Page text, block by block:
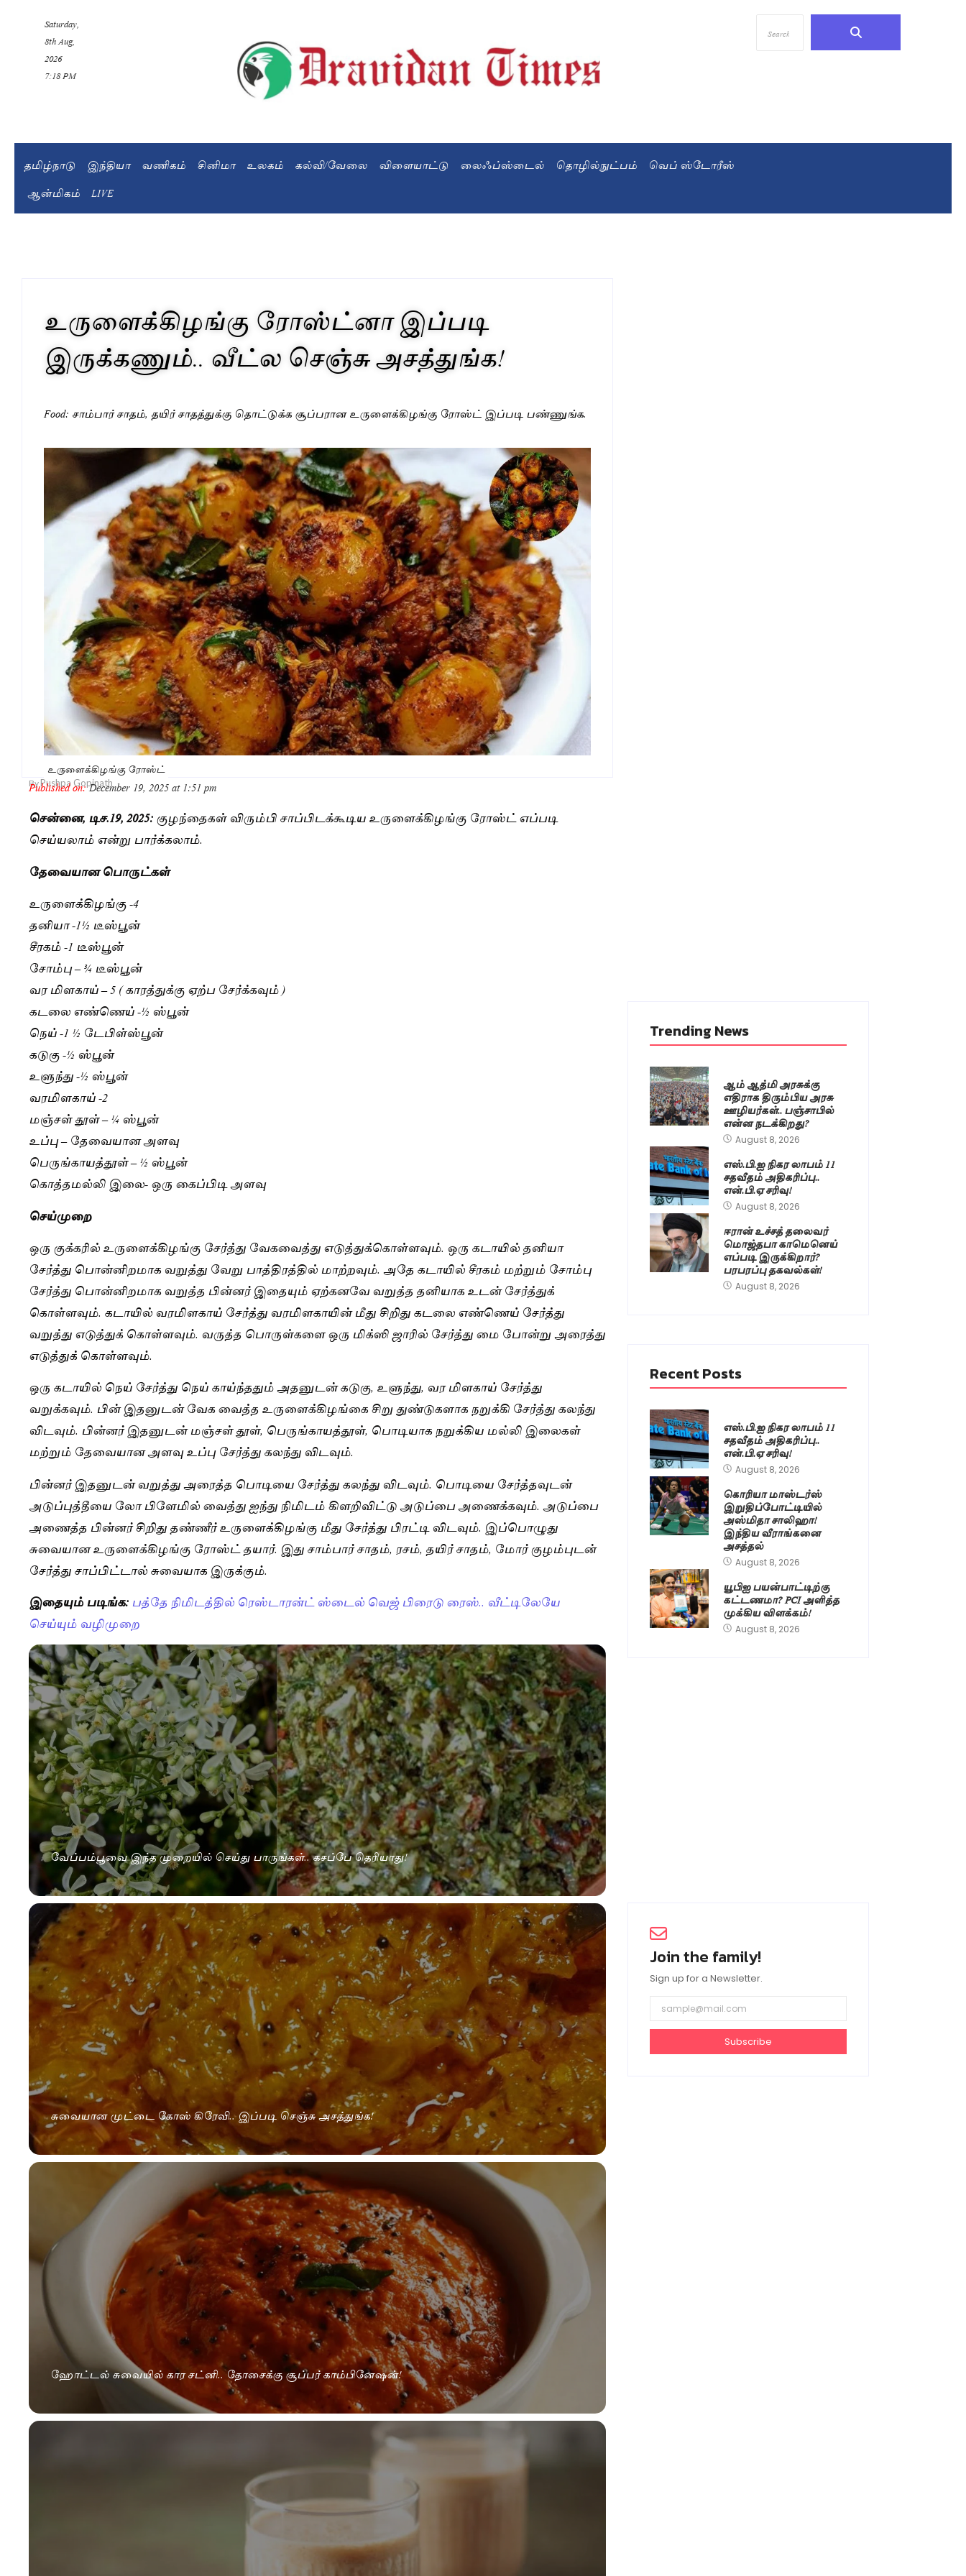
Saturday,
8th Aug,
2026
7:18 PM
தமிழ்நாடு இந்தியா வணிகம் சினிமா உலகம் கல்வி/வேலை விளையாட்டு லைஃப்ஸ்டைல் தொழில்நுட்பம்
வெப் ஸ்டோரீஸ்
ஆன்மிகம்
LIVE
உருளைக்கிழங்கு ரோஸ்ட்னா இப்படி
இருக்கணும்.. வீட்ல செஞ்சு அசத்துங்க!
Food: சாம்பார் சாதம், தயிர் சாதத்துக்கு தொட்டுக்க சூப்பரான உருளைக்கிழங்கு ரோஸ்ட் இப்படி பண்ணுங்க.
உருளைக்கிழங்கு ரோஸ்ட்
By Pushpa Gopinath
Published on:December 19, 2025 at 1:51 pm
சென்னை, டிச.19, 2025:குழந்தைகள் விரும்பி சாப்பிடக்கூடிய உருளைக்கிழங்கு ரோஸ்ட் எப்படி
செய்யலாம் என்று பார்க்கலாம்.
தேவையான பொருட்கள்
உருளைக்கிழங்கு -4
தனியா -1½ டீஸ்பூன்
சீரகம் -1 டீஸ்பூன்
சோம்பு – ¾ டீஸ்பூன்
வர மிளகாய் – 5 ( காரத்துக்கு ஏற்ப சேர்க்கவும் )
கடலை எண்ணெய் -½ ஸ்பூன்
நெய் -1 ½ டேபிள்ஸ்பூன்
கடுகு -½ ஸ்பூன்
உளுந்து -½ ஸ்பூன்
வரமிளகாய் -2
மஞ்சள் தூள் – ¼ ஸ்பூன்
உப்பு – தேவையான அளவு
பெருங்காயத்தூள் – ½ ஸ்பூன்
கொத்தமல்லி இலை- ஒரு கைப்பிடி அளவு
செய்முறை
ஒரு குக்கரில் உருளைக்கிழங்கு சேர்த்து வேகவைத்து எடுத்துக்கொள்ளவும். ஒரு கடாயில் தனியா
சேர்த்து பொன்னிறமாக வறுத்து வேறு பாத்திரத்தில் மாற்றவும். அதே கடாயில் சீரகம் மற்றும் சோம்பு
சேர்த்து பொன்னிறமாக வறுத்த பின்னர் இதையும் ஏற்கனவே வறுத்த தனியாக உடன் சேர்த்துக்
கொள்ளவும். கடாயில் வரமிளகாய் சேர்த்து வரமிளகாயின் மீது சிறிது கடலை எண்ணெய் சேர்த்து
வறுத்து எடுத்துக் கொள்ளவும். வருத்த பொருள்களை ஒரு மிக்ஸி ஜாரில் சேர்த்து மை போன்று அரைத்து
எடுத்துக் கொள்ளவும்.
ஒரு கடாயில் நெய் சேர்த்து நெய் காய்ந்ததும் அதனுடன் கடுகு, உளுந்து, வர மிளகாய் சேர்த்து
வறுக்கவும். பின் இதனுடன் வேக வைத்த உருளைக்கிழங்கை சிறு துண்டுகளாக நறுக்கி சேர்த்து கலந்து
விடவும். பின்னர் இதனுடன் மஞ்சள் தூள், பெருங்காயத்தூள், பொடியாக நறுக்கிய மல்லி இலைகள்
மற்றும் தேவையான அளவு உப்பு சேர்த்து கலந்து விடவும்.
பின்னர் இதனுடன் வறுத்து அரைத்த பொடியை சேர்த்து கலந்து விடவும். பொடியை சேர்த்தவுடன்
அடுப்புத்தீயை லோ பிளேமில் வைத்து ஐந்து நிமிடம் கிளறிவிட்டு அடுப்பை அணைக்கவும். அடுப்பை
அணைத்த பின்னர் சிறிது தண்ணீர் உருளைக்கிழங்கு மீது சேர்த்து பிரட்டி விடவும். இப்பொழுது
சுவையான உருளைக்கிழங்கு ரோஸ்ட் தயார். இது சாம்பார் சாதம், ரசம், தயிர் சாதம், மோர் குழம்புடன்
சேர்த்து சாப்பிட்டால் சுவையாக இருக்கும்.
இதையும் படிங்க: பத்தே நிமிடத்தில் ரெஸ்டாரன்ட் ஸ்டைல் வெஜ் பிரைடு ரைஸ்.. வீட்டிலேயே
செய்யும் வழிமுறை
வேப்பம்பூவை இந்த முறையில் செய்து பாருங்கள்.. கசப்பே தெரியாது!
சுவையான முட்டை கோஸ் கிரேவி.. இப்படி செஞ்சு அசத்துங்க!
ஹோட்டல் சுவையில் கார சட்னி.. தோசைக்கு சூப்பர் காம்பினேஷன்!
Trending News
ஆம் ஆத்மி அரசுக்கு
எதிராக திரும்பிய அரசு
ஊழியர்கள்.. பஞ்சாபில்
என்ன நடக்கிறது?
August 8, 2026
எஸ்.பி.ஐ நிகர லாபம் 11
சதவீதம் அதிகரிப்பு..
என்.பி.ஏ சரிவு!
August 8, 2026
ஈரான் உச்சத் தலைவர்
மொஜ்தபா காமெனெய்
எப்படி இருக்கிறார்?
பரபரப்பு தகவல்கள்!
August 8, 2026
Recent Posts
எஸ்.பி.ஐ நிகர லாபம் 11
சதவீதம் அதிகரிப்பு..
என்.பி.ஏ சரிவு!
August 8, 2026
கொரியா மாஸ்டர்ஸ்
இறுதிப்போட்டியில்
அஸ்மிதா சாலிஹா!
இந்திய வீராங்கனை
அசத்தல்
August 8, 2026
யூபிஐ பயன்பாட்டிற்கு
கட்டணமா? PCI அளித்த
முக்கிய விளக்கம்!
August 8, 2026
Join the family!
Sign up for a Newsletter.
Subscribe